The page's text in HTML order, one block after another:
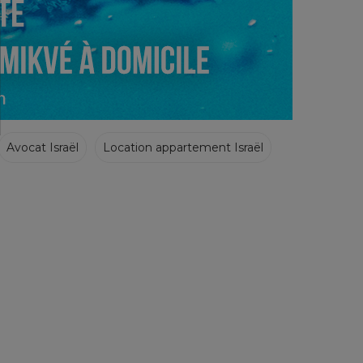
Avocat Israël Location appartement Israël